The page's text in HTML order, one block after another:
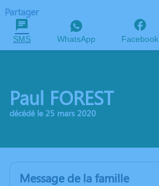
Partager
SMS WhatsApp Facebook
Paul FOREST
décédé le 25 mars 2020
Message de la famille